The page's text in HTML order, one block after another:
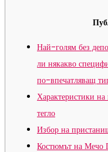
Най-голям без
ли някакво
по-впечатляващ
Характеристики
тегло
Избор на
Костюмът на Мечо